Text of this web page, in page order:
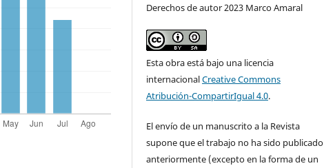
Derechos de autor 2023 Marco Amaral
Esta obra está bajo una licencia
internacionalCreative Commons
Atribución-CompartirIgual 4.0.
El envío de un manuscrito a la Revista
supone que el trabajo no ha sido publicado
anteriormente (excepto en la forma de un